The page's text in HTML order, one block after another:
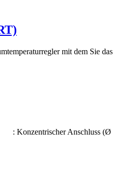
mit dem Sie das
: Konzentrischer Anschluss (Ø